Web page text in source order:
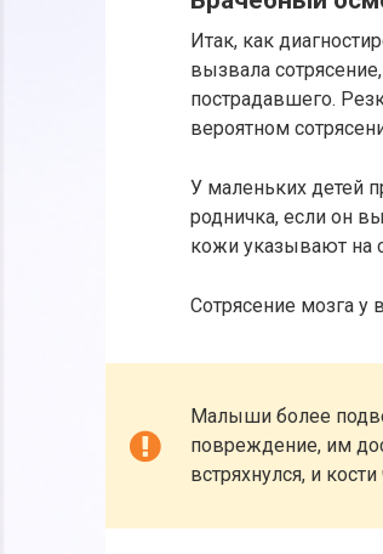
Итак, как
вызвала
пострадавшего.
вероятном
У маленьких детей
родничка, если он
кожи указывают на
Сотрясение мозга у
Малыши более
повреждение, им
встряхнулся, и